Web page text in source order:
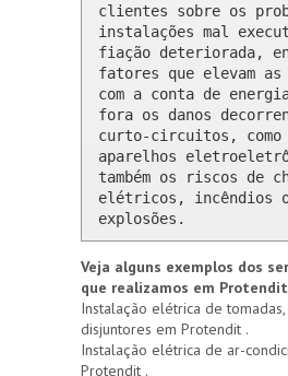
clientes sobre os
instalações mal
fiação deteriorada,
fatores que elevam as
com a conta de
fora os danos
curto-circuitos, como
aparelhos
também os riscos de
elétricos, incêndios
explosões.
Veja alguns exemplos dos
que realizamos em
Instalação elétrica de
disjuntores em Protendit .
Instalação elétrica de ar-
Protendit .